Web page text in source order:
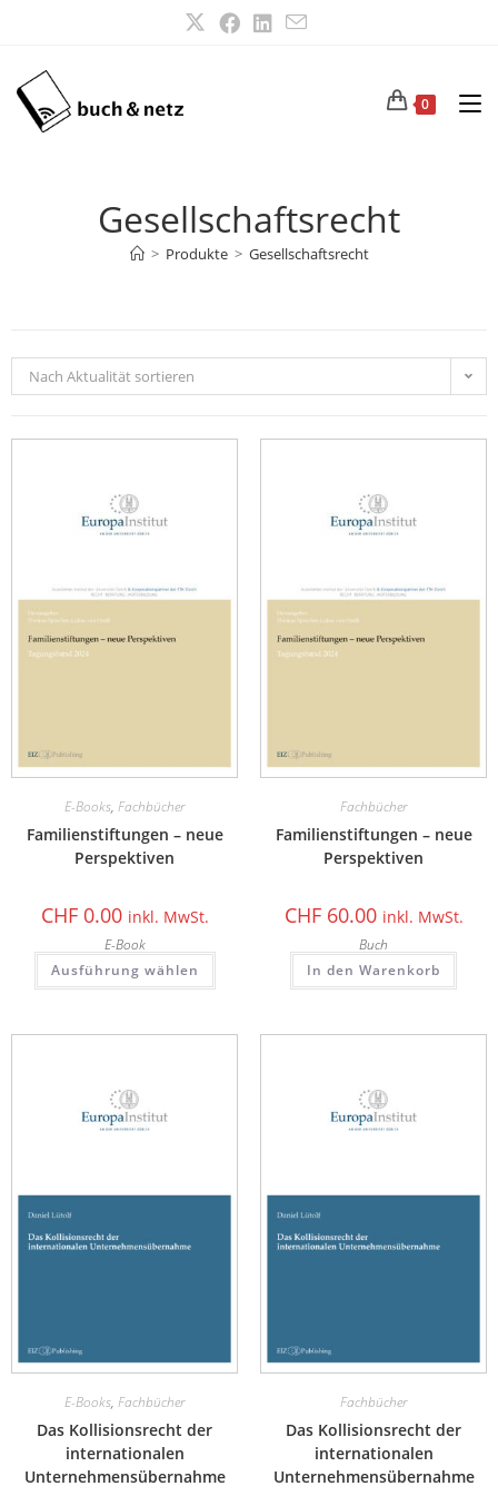
0
Gesellschaftsrecht
> Produkte > Gesellschaftsrecht
Nach Aktualität sortieren
E-Books, Fachbücher
Familienstiftungen – neue
Perspektiven
CHF0.00 inkl. MwSt.
E-Book
Ausführung wählen
Fachbücher
Familienstiftungen – neue
Perspektiven
CHF60.00 inkl. MwSt.
Buch
In den Warenkorb
E-Books, Fachbücher
Das Kollisionsrecht der
internationalen
Unternehmensübernahme
Fachbücher
Das Kollisionsrecht der
internationalen
Unternehmensübernahme